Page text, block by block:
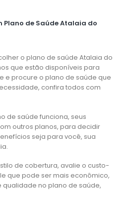
Plano de Saúde Atalaia do
o plano de saúde Atalaia do
que estão disponíveis para
e procure o plano de saúde que
confira todos com
de saúde funciona, seus
outros planos, para decidir
seja para você, sua
de cobertura, avalie o custo-
que pode ser mais econômico,
no plano de saúde,